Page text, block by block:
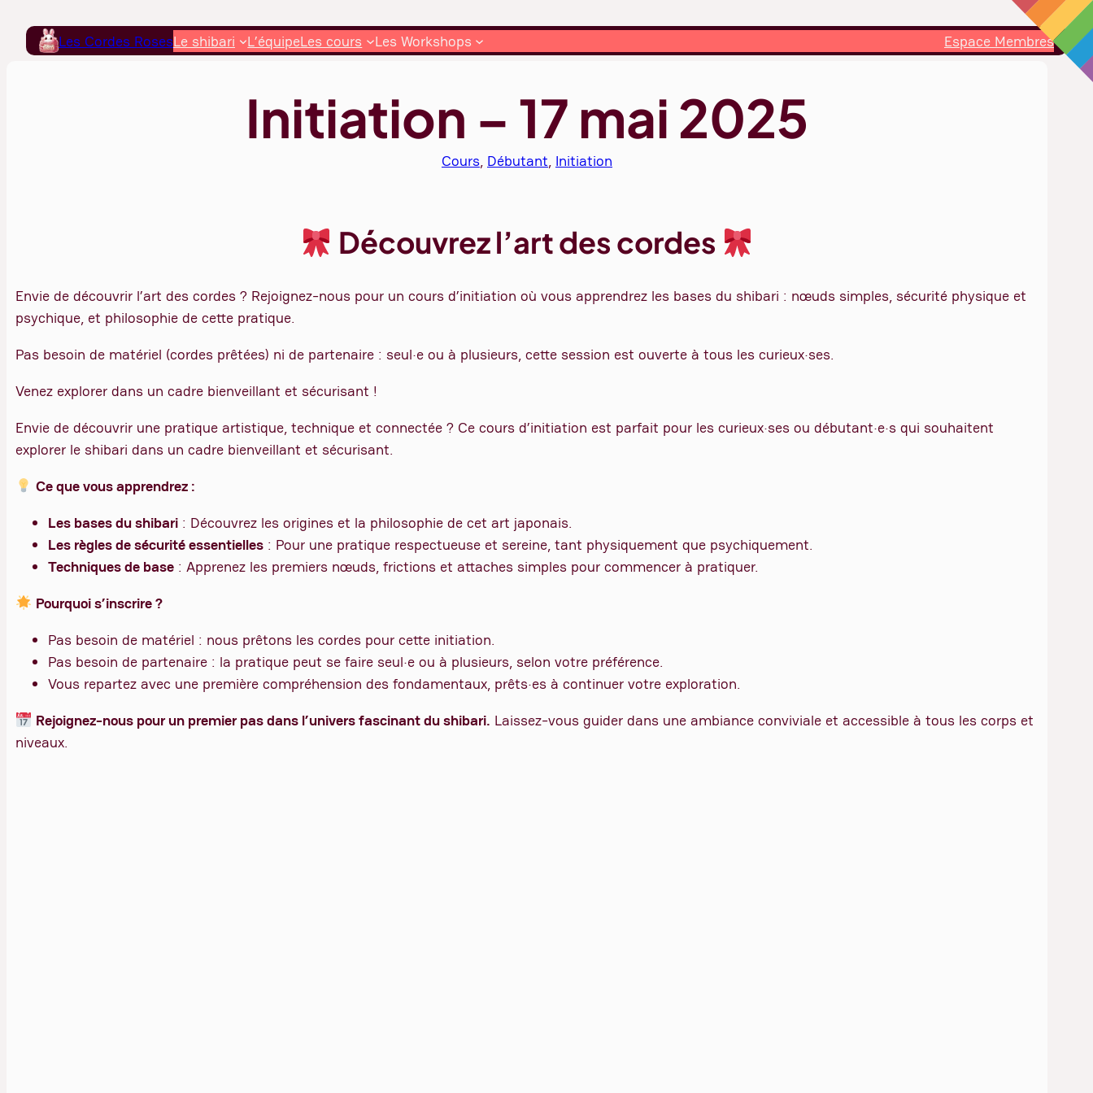
contenu
Les Cordes RosesLe shibari L’équipeLes cours Les Workshops Espace Membres
Initiation – 17 mai 2025
Cours Débutant Initiation
Découvrez l’art des cordes
Envie de découvrir l’art des cordes ? Rejoignez-nous pour un cours d’initiation où vous apprendrez les bases du shibari : nœuds simples, sécurité physique et
psychique, et philosophie de cette pratique.
Pas besoin de matériel (cordes prêtées) ni de partenaire : seul·e ou à plusieurs, cette session est ouverte à tous les curieux·ses.
Venez explorer dans un cadre bienveillant et sécurisant !
Envie de découvrir une pratique artistique, technique et connectée ? Ce cours d’initiation est parfait pour les curieux·ses ou débutant·e·s qui souhaitent
explorer le shibari dans un cadre bienveillant et sécurisant.
Ce que vous apprendrez :
Les bases du shibari: Découvrez les origines et la philosophie de cet art japonais.
Les règles de sécurité essentielles: Pour une pratique respectueuse et sereine, tant physiquement que psychiquement.
Techniques de base: Apprenez les premiers nœuds, frictions et attaches simples pour commencer à pratiquer.
Pourquoi s’inscrire ?
Pas besoin de matériel : nous prêtons les cordes pour cette initiation.
Pas besoin de partenaire : la pratique peut se faire seul·e ou à plusieurs, selon votre préférence.
Vous repartez avec une première compréhension des fondamentaux, prêts·es à continuer votre exploration.
Rejoignez-nous pour un premier pas dans l’univers fascinant du shibari. Laissez-vous guider dans une ambiance conviviale et accessible à tous les corps et
niveaux.